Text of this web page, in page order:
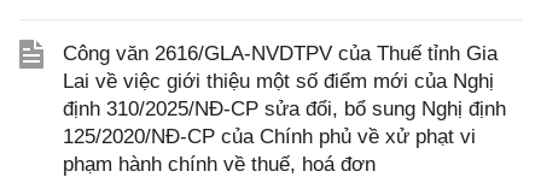
Công văn 2616/GLA-NVDTPV của Thuế tỉnh Gia
Lai về việc giới thiệu một số điểm mới của Nghị
định 310/2025/NĐ-CP sửa đổi, bổ sung Nghị định
125/2020/NĐ-CP của Chính phủ về xử phạt vi
phạm hành chính về thuế, hoá đơn